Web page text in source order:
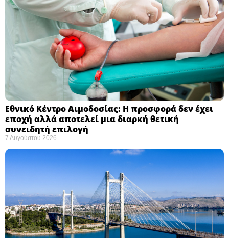
Εθνικό Κέντρο Αιμοδοσίας: H προσφορά δεν έχει
εποχή αλλά αποτελεί μια διαρκή θετική
συνειδητή επιλογή ​
7 Αυγούστου 2026